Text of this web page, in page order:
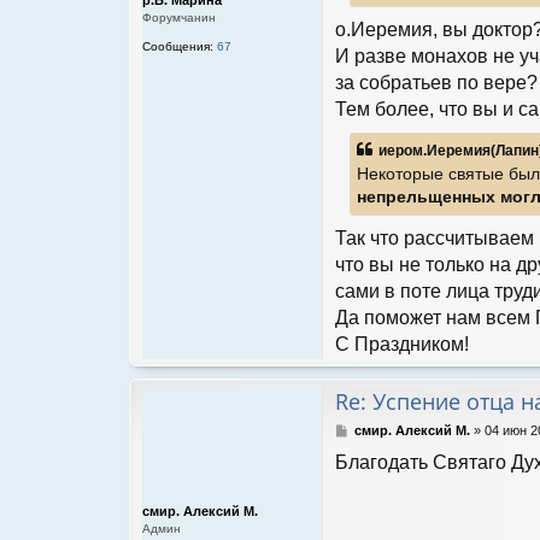
Форумчанин
Сообщения: 67
е
н
о.Иеремия, вы
И разве монахов не
за собратьев по вере?
Тем более, что вы и
Некоторые святые
непрельщенных
Так что
что вы не только на
сами в поте лица
Да поможет нам всем
С Праздником!
смир. Алексий М.
Админ
Re: Успение отца
С
о
смир. Алексий М.» 04 июн
Благодать Святаго